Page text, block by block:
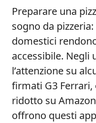
Preparare una
sogno da
domestici
accessibile. Negli
l’attenzione su
firmati G3
ridotto su
offrono questi